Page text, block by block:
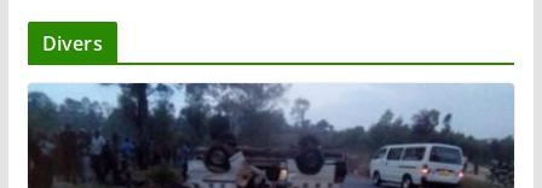
Divers